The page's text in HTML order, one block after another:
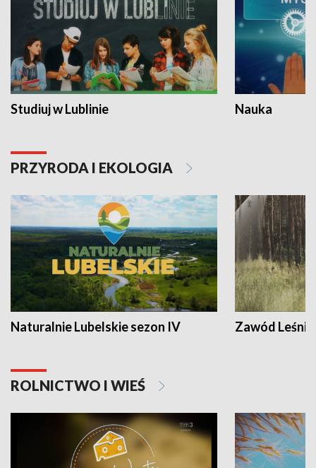
Studiuj w Lublinie Nauka
PRZYRODA I EKOLOGIA
Naturalnie Lubelskie sezon IV Zawód Leśnik
ROLNICTWO I WIEŚ